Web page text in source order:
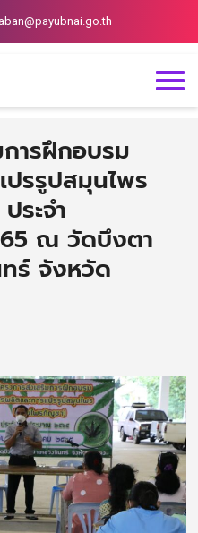
ารฝึกอบรม
เปรรูปสมุนไพร
ระจำ
ณ วัดบึงตา
ร์ จังหวัด